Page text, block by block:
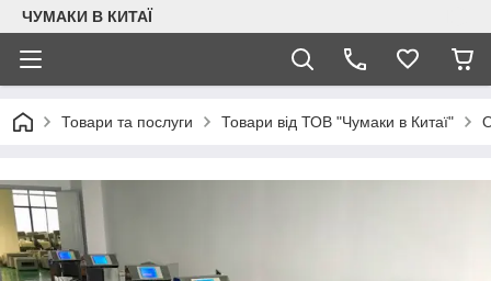
ЧУМАКИ В КИТАЇ
Товари та послуги Товари від ТОВ "Чумаки в Китаї"